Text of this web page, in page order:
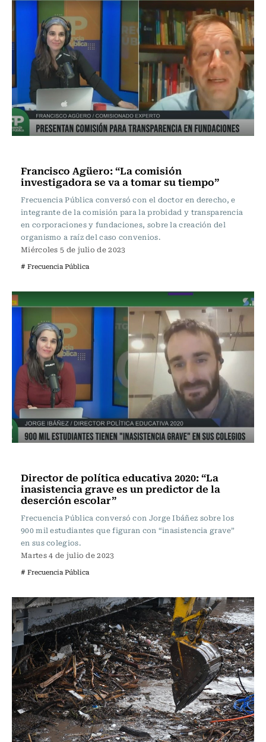
Francisco Agüero: “La comisión
investigadora se va a tomar su tiempo”
Frecuencia Pública conversó con el doctor en derecho, e
integrante de la comisión para la probidad y transparencia
en corporaciones y fundaciones, sobre la creación del
organismo a raíz del caso convenios.
Miércoles 5 de julio de 2023
# Frecuencia Pública
Director de política educativa 2020: “La
inasistencia grave es un predictor de la
deserción escolar”
Frecuencia Pública conversó con Jorge Ibáñez sobre los
900 mil estudiantes que figuran con “inasistencia grave”
en sus colegios.
Martes 4 de julio de 2023
# Frecuencia Pública